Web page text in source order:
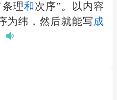
理和次序”。以内容
为纬，然后就能写成